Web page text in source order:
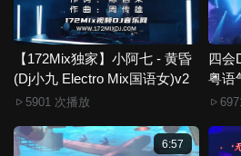
宁 Electro Mix国语男)》视频存在分
播放的问题，请点击这里进行 我要纠
5.172Mix舞曲视频网禁止发布违规
关违规违法内容，请点击这里进行 举
将严肃处理！！
有。因平台无法一一准确审核资源的
【172Mix独家】小阿七 - 黄昏
(Dj小九 Electro Mix国语女)v2
5901 次播放
四会
粤语
专辑
6:57